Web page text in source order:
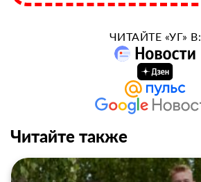
ЧИТАЙТЕ «УГ» В:
Читайте также